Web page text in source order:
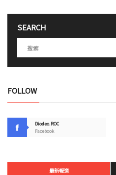
SEARCH
FOLLOW
Diodeo.ROC
Facebook
最新報道